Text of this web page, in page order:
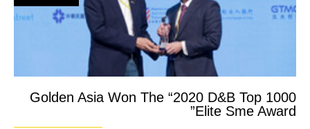
Golden Asia Won The “2020 D&B Top 1000
Elite Sme Award”